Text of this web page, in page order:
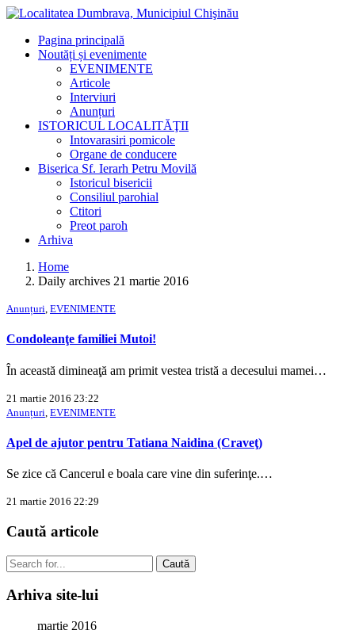
Pagina principală
Noutăți și evenimente
EVENIMENTE
Articole
Interviuri
Anunțuri
ISTORICUL LOCALITĂŢII
Intovarasiri pomicole
Organe de conducere
Biserica Sf. Ierarh Petru Movilă
Istoricul bisericii
Consiliul parohial
Ctitori
Preot paroh
Arhiva
Home
Daily archives 21 martie 2016
Anunțuri, EVENIMENTE
Condoleanţe familiei Mutoi!
În această dimineaţă am primit vestea tristă a decesului mamei…
21 martie 2016 23:22
Anunțuri EVENIMENTE
Apel de ajutor pentru Tatiana Naidina (Craveţ)
Se zice că Cancerul e boala care vine din suferinţe.…
21 martie 2016 22:29
Caută articole
Caută
Arhiva site-lui
martie 2016